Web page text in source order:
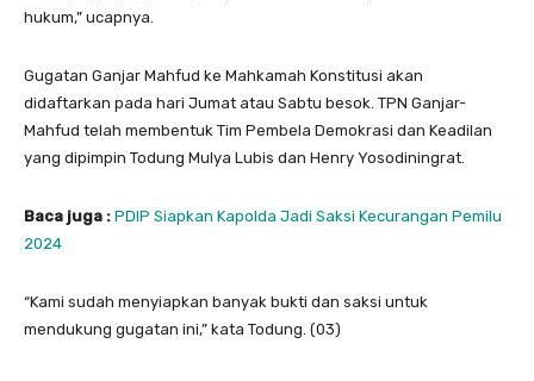
hukum,” ucapnya.
Gugatan Ganjar Mahfud ke Mahkamah Konstitusi akan
didaftarkan pada hari Jumat atau Sabtu besok. TPN Ganjar-
Mahfud telah membentuk Tim Pembela Demokrasi dan Keadilan
yang dipimpin Todung Mulya Lubis dan Henry Yosodiningrat.
Baca juga : PDIP Siapkan Kapolda Jadi Saksi Kecurangan Pemilu
2024
“Kami sudah menyiapkan banyak bukti dan saksi untuk
mendukung gugatan ini,” kata Todung. (03)